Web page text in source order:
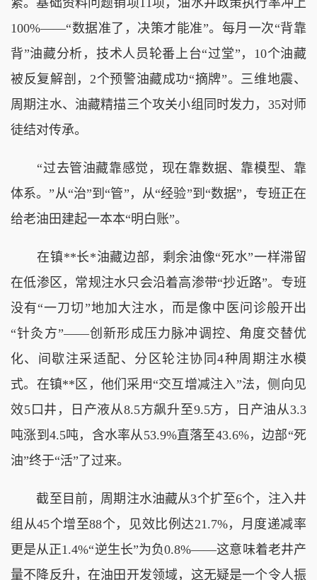
100%——“数据准了，决策才能准”。每月一次“背靠
背”油藏分析，技术人员轮番上台“过堂”，10个油藏
被反复解剖，2个预警油藏成功“摘牌”。三维地震、
周期注水、油藏精描三个攻关小组同时发力，35对师
徒结对传承。
“过去管油藏靠感觉，现在靠数据、靠模型、靠
体系。”从“治”到“管”，从“经验”到“数据”，专班正在
给老油田建起一本本“明白账”。
在镇**长*油藏边部，剩余油像“死水”一样滞留
在低渗区，常规注水只会沿着高渗带“抄近路”。专班
没有“一刀切”地加大注水，而是像中医问诊般开出
“针灸方”——创新形成压力脉冲调控、角度交替优
化、间歇注采适配、分区轮注协同4种周期注水模
式。在镇**区，他们采用“交互增减注入”法，侧向见
效5口井，日产液从8.5方飙升至9.5方，日产油从3.3
吨涨到4.5吨，含水率从53.9%直落至43.6%，边部“死
油”终于“活”了过来。
截至目前，周期注水油藏从3个扩至6个，注入井
组从45个增至88个，见效比例达21.7%，月度递减率
更是从正1.4%“逆生长”为负0.8%——这意味着老井产
量不降反升，在油田开发领域，这无疑是一个令人振